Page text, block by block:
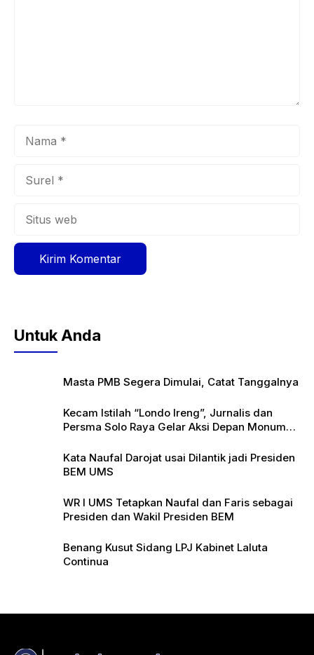
Untuk Anda
Masta PMB Segera Dimulai, Catat Tanggalnya
Kecam Istilah “Londo Ireng”, Jurnalis dan
Persma Solo Raya Gelar Aksi Depan Monumen
Kata Naufal Darojat usai Dilantik jadi Presiden
BEM UMS
WR I UMS Tetapkan Naufal dan Faris sebagai
Presiden dan Wakil Presiden BEM
Benang Kusut Sidang LPJ Kabinet Laluta
Continua